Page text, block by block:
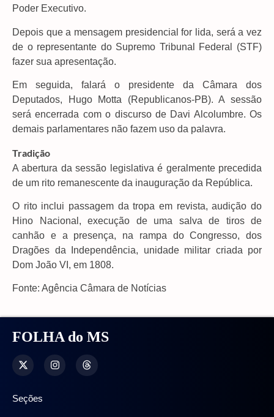
Poder Executivo.
Depois que a mensagem presidencial for lida, será a vez
de o representante do Supremo Tribunal Federal (STF)
fazer sua apresentação.
Em seguida, falará o presidente da Câmara dos
Deputados, Hugo Motta (Republicanos-PB). A sessão
será encerrada com o discurso de Davi Alcolumbre. Os
demais parlamentares não fazem uso da palavra.
Tradição
A abertura da sessão legislativa é geralmente precedida
de um rito remanescente da inauguração da República.
O rito inclui passagem da tropa em revista, audição do
Hino Nacional, execução de uma salva de tiros de
canhão e a presença, na rampa do Congresso, dos
Dragões da Independência, unidade militar criada por
Dom João VI, em 1808.
Fonte: Agência Câmara de Notícias
FOLHA do MS
Seções